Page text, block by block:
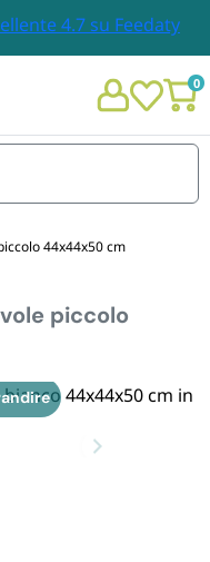
0
44x44x50 cm
piccolo